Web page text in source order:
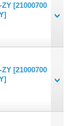
ZY [21000700
ZY [21000700